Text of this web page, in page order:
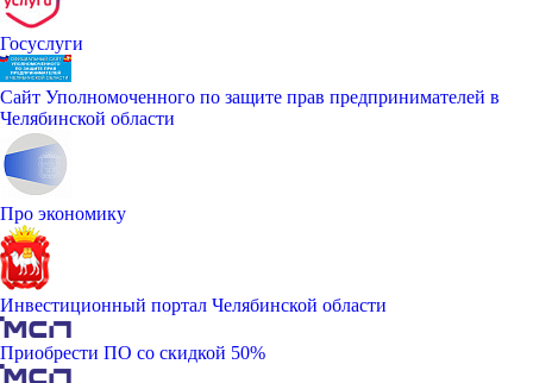
Госуслуги
Сайт Уполномоченного по защите прав предпринимателей в
Челябинской области
Про экономику
Инвестиционный портал Челябинской области
Приобрести ПО со скидкой 50%